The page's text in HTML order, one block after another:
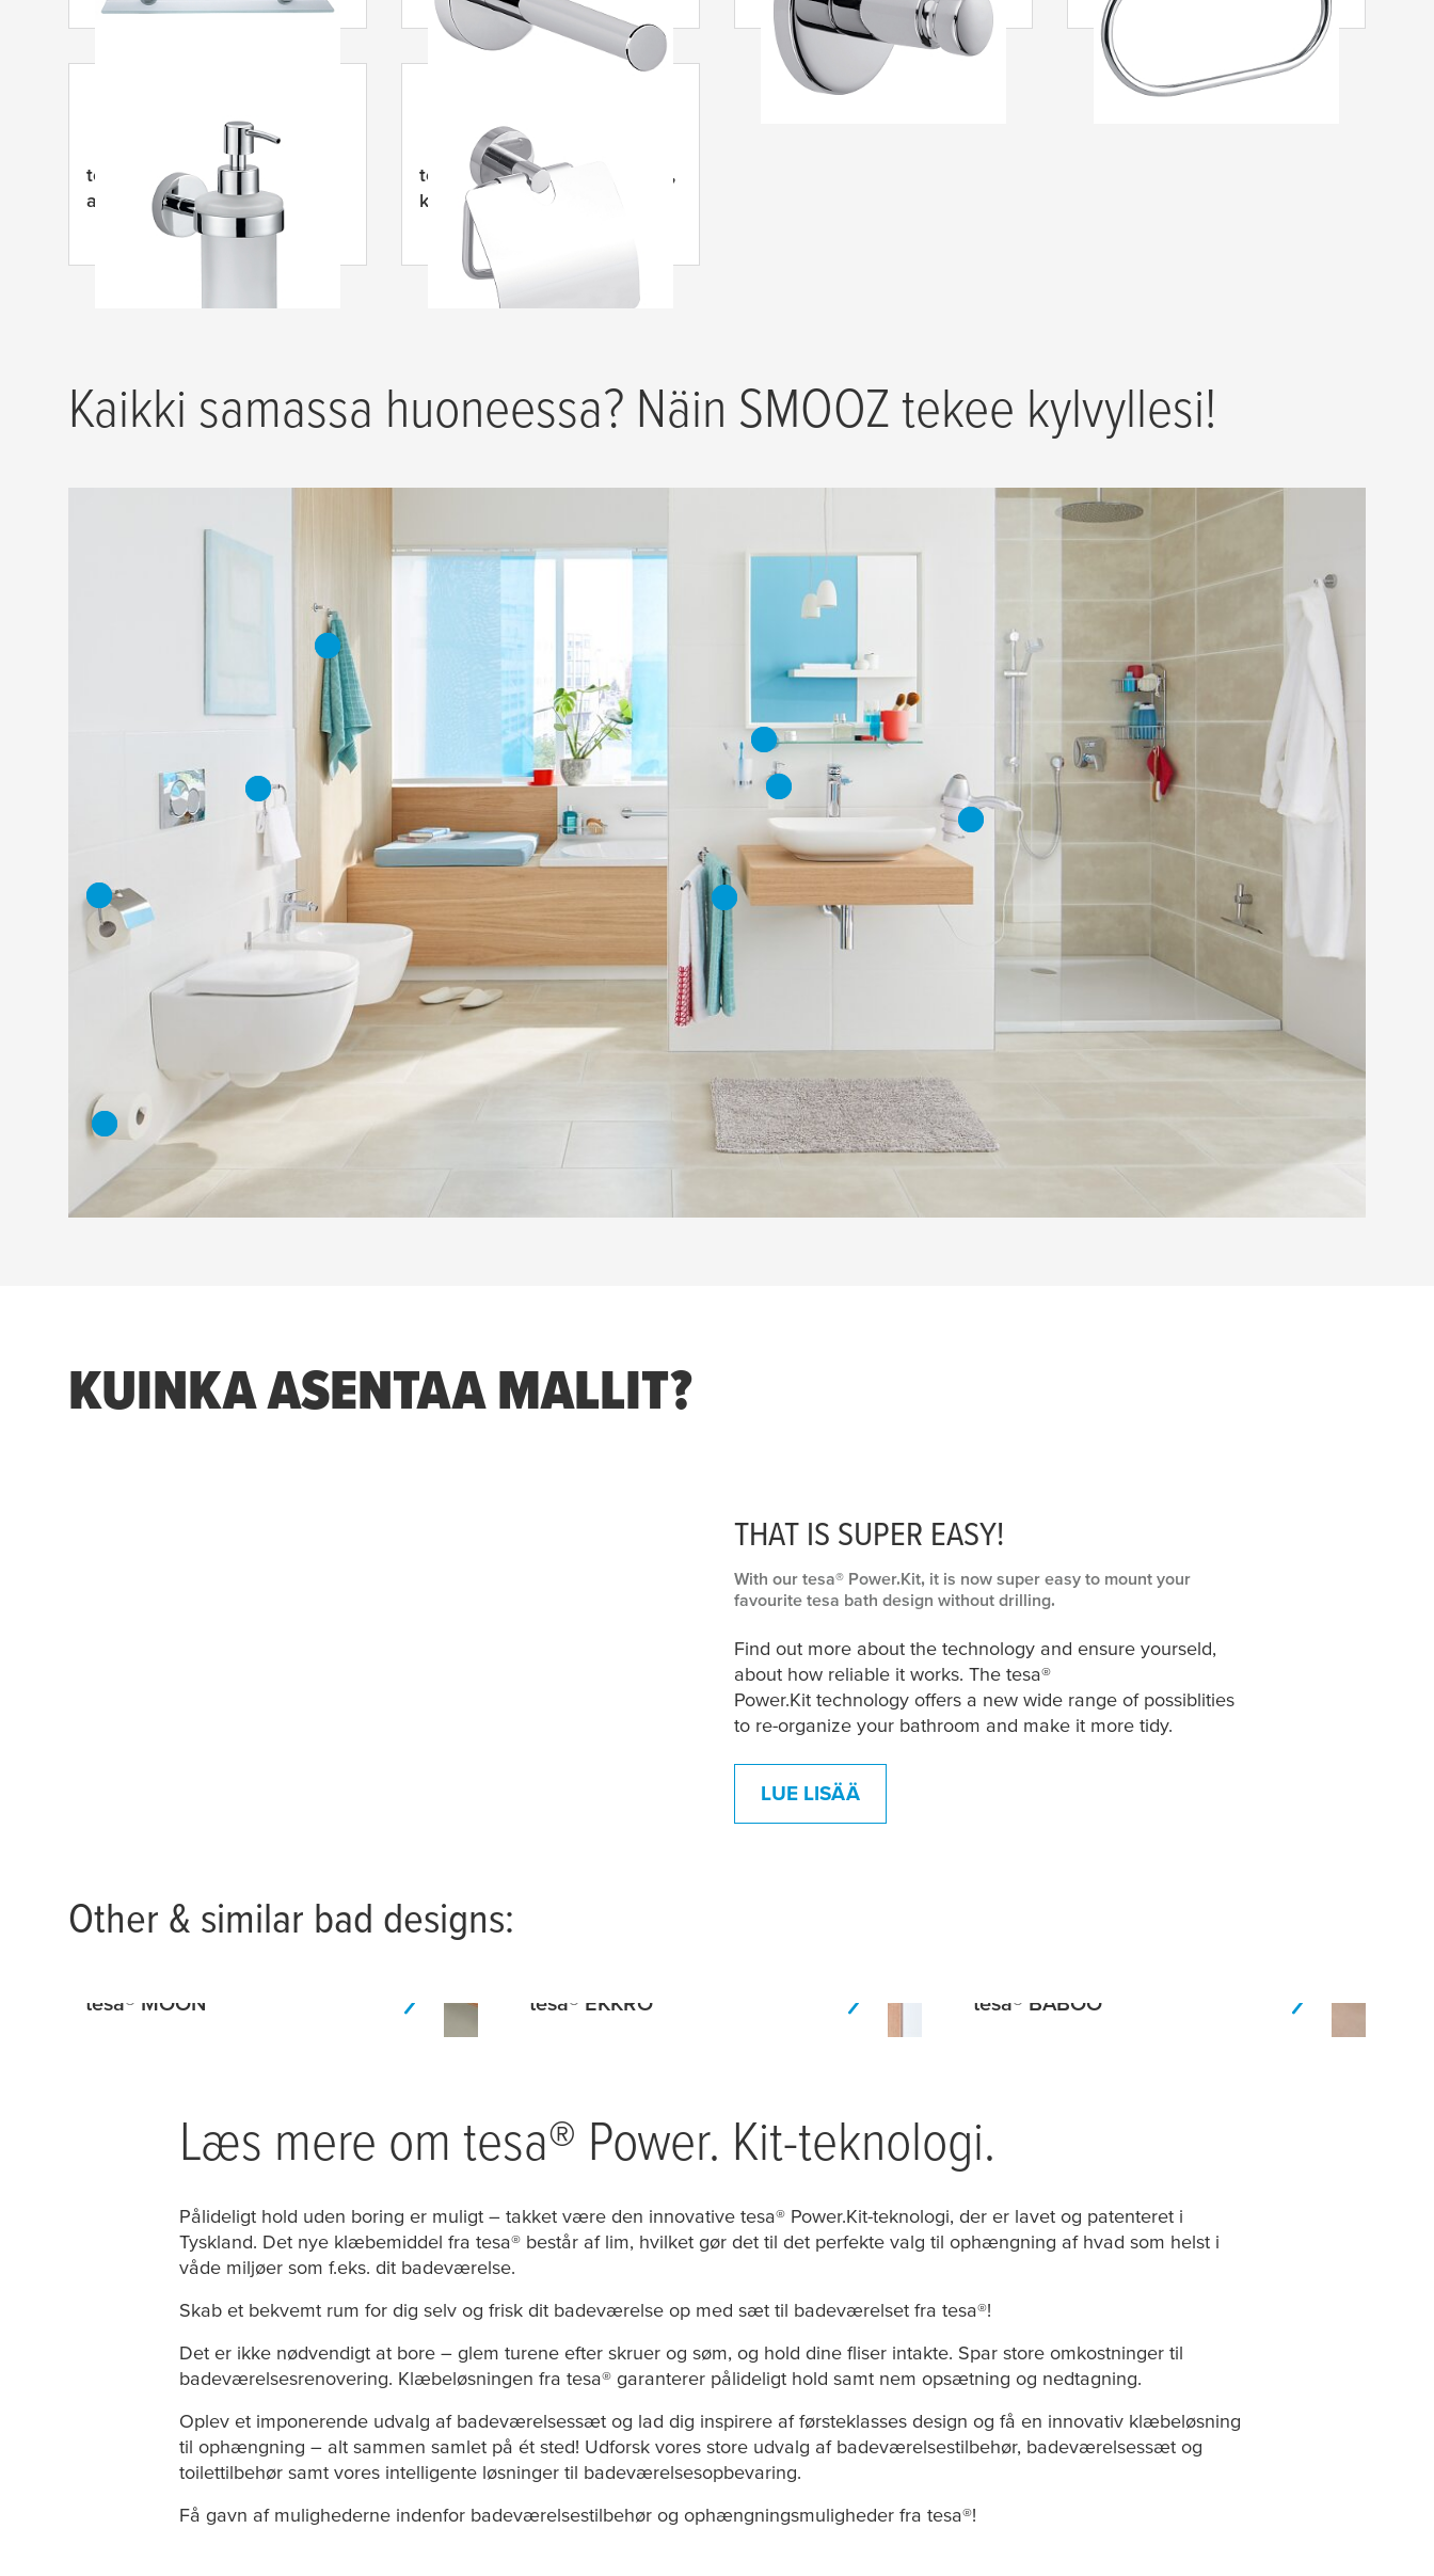
tesa
® Smooz Saippua-
annostelija
tesa
® Smooz WC-paperiteline,
kannellinen
Kaikki samassa huoneessa? Näin SMOOZ tekee kylvyllesi!
KUINKA ASENTAA MALLIT?
THAT IS SUPER EASY!
With our tesa® Power.Kit, it is now super easy to mount your
favourite tesa bath design without drilling.
Find out more about the technology and ensure yourseld,
about how reliable it works. The tesa®
Power.Kit technology offers a new wide range of possiblities
to re-organize your bathroom and make it more tidy.
LUE LISÄÄ
Other & similar bad designs:
tesa® MOON tesa® EKKRO tesa® BABOO
Læs mere om tesa® Power. Kit-teknologi.
Pålideligt hold uden boring er muligt – takket være den innovative tesa® Power.Kit-teknologi, der er lavet og patenteret i
Tyskland. Det nye klæbemiddel fra tesa® består af lim, hvilket gør det til det perfekte valg til ophængning af hvad som helst i
våde miljøer som f.eks. dit badeværelse.
Skab et bekvemt rum for dig selv og frisk dit badeværelse op med sæt til badeværelset fra tesa®!
Det er ikke nødvendigt at bore – glem turene efter skruer og søm, og hold dine fliser intakte. Spar store omkostninger til
badeværelsesrenovering. Klæbeløsningen fra tesa® garanterer pålideligt hold samt nem opsætning og nedtagning.
Oplev et imponerende udvalg af badeværelsessæt og lad dig inspirere af førsteklasses design og få en innovativ klæbeløsning
til ophængning – alt sammen samlet på ét sted! Udforsk vores store udvalg af badeværelsestilbehør, badeværelsessæt og
toilettilbehør samt vores intelligente løsninger til badeværelsesopbevaring.
Få gavn af mulighederne indenfor badeværelsestilbehør og ophængningsmuligheder fra tesa®!